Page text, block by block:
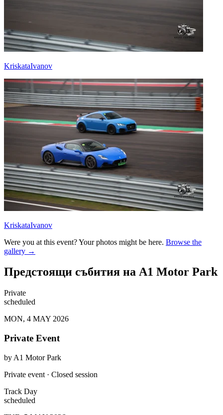
KriskataIvanov
KriskataIvanov
Were you at this event? Your photos might be here. Browse the
gallery →
Предстоящи събития на A1 Motor Park
Private
scheduled
MON, 4 MAY 2026
Private Event
by A1 Motor Park
Private event · Closed session
Track Day
scheduled